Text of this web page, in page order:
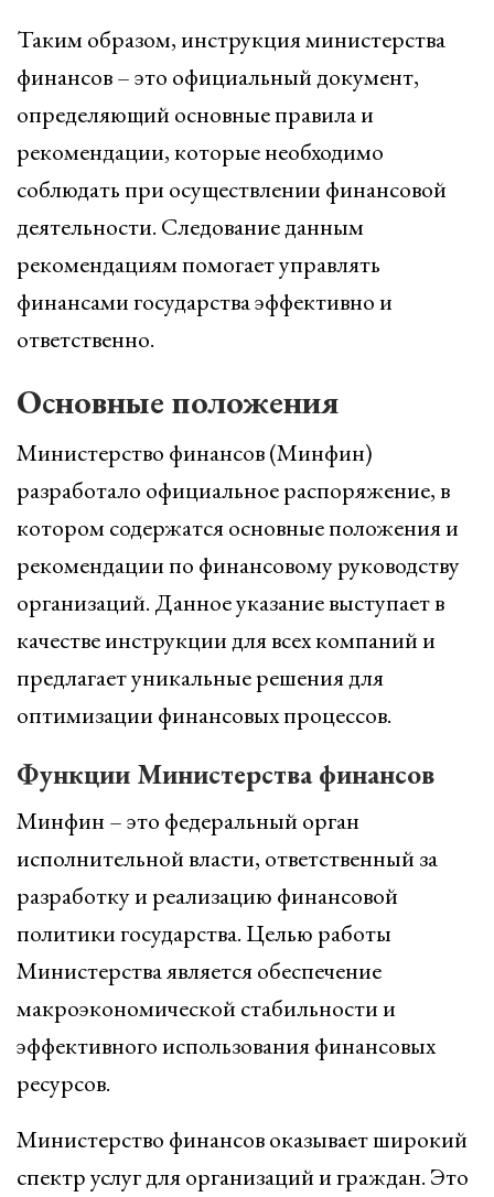
Таким образом, инструкция министерства
финансов – это официальный документ,
определяющий основные правила и
рекомендации, которые необходимо
соблюдать при осуществлении финансовой
деятельности. Следование данным
рекомендациям помогает управлять
финансами государства эффективно и
ответственно.
Основные положения
Министерство финансов (Минфин)
разработало официальное распоряжение, в
котором содержатся основные положения и
рекомендации по финансовому руководству
организаций. Данное указание выступает в
качестве инструкции для всех компаний и
предлагает уникальные решения для
оптимизации финансовых процессов.
Функции Министерства финансов
Минфин – это федеральный орган
исполнительной власти, ответственный за
разработку и реализацию финансовой
политики государства. Целью работы
Министерства является обеспечение
макроэкономической стабильности и
эффективного использования финансовых
ресурсов.
Министерство финансов оказывает широкий
спектр услуг для организаций и граждан. Это